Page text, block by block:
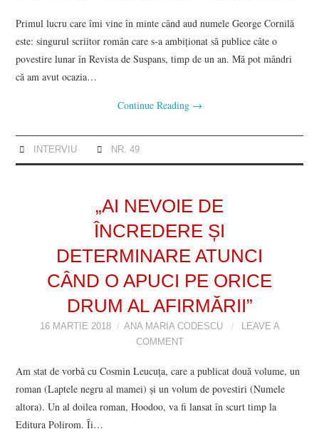
POVESTIRI SCURTE
VIZIUNI ȘI SPECTRE
CARTE & FILM
INTERVIU
DOSAR DE IDEI
ESEU
RUBRICI DE AUTOR
Primul lucru care îmi vine în minte când aud numele George Cornilă
este: singurul scriitor român care s-a ambiționat să publice câte o
povestire lunar în Revista de Suspans, timp de un an. Mă pot mândri
că am avut ocazia…
Continue Reading →
INTERVIU NR. 49
„AI NEVOIE DE
ÎNCREDERE ȘI
DETERMINARE ATUNCI
CÂND O APUCI PE ORICE
DRUM AL AFIRMĂRII”
16 MARTIE 2018 ANA MARIA CODESCU
LEAVE A
COMMENT
Am stat de vorbă cu Cosmin Leucuţa, care a publicat două volume, un
roman (Laptele negru al mamei) şi un volum de povestiri (Numele
altora). Un al doilea roman, Hoodoo, va fi lansat în scurt timp la
Editura Polirom. Îi…